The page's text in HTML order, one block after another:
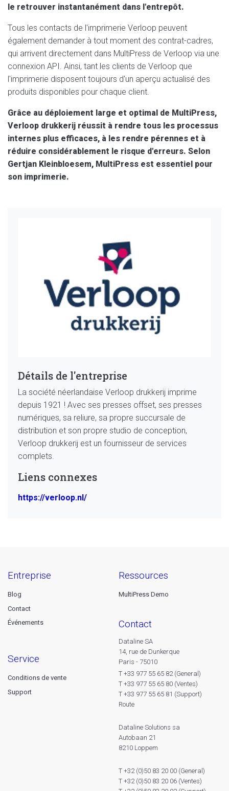
le retrouver instantanément dans l'entrepôt.
Tous les contacts de l'imprimerie Verloop peuvent
également demander à tout moment des contrat-cadres,
qui arrivent directement dans MultiPress de Verloop via une
connexion API. Ainsi, tant les clients de Verloop que
l'imprimerie disposent toujours d'un aperçu actualisé des
produits disponibles pour chaque client.
Grâce au déploiement large et optimal de MultiPress,
Verloop drukkerij réussit à rendre tous les processus
internes plus efficaces, à les rendre pérennes et à
réduire considérablement le risque d'erreurs. Selon
Gertjan Kleinbloesem, MultiPress est essentiel pour
son imprimerie.
Détails de l'entreprise
La société néerlandaise Verloop drukkerij imprime
depuis 1921 ! Avec ses presses offset, ses presses
numériques, sa reliure, sa propre succursale de
distribution et son propre studio de conception,
Verloop drukkerij est un fournisseur de services
complets.
Liens connexes
https://verloop.nl/
entreprise
Blog
Contact
Événements
service
Conditions de vente
Support
ressources
MultiPress Demo
contact
Dataline SA
14, rue de Dunkerque
Paris - 75010
T +33 977 55 65 82 (General)
T +33 977 55 65 80 (Ventes)
T +33 977 55 65 81 (Support)
Route
Dataline Solutions sa
Autobaan 21
8210 Loppem
T +32 (0)50 83 20 00 (General)
T +32 (0)50 83 20 06 (Ventes)